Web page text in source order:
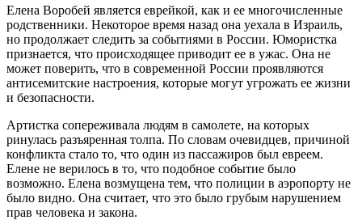
Елена Воробей является еврейкой, как и ее многочисленные
родственники. Некоторое время назад она уехала в Израиль,
но продолжает следить за событиями в России. Юмористка
признается, что происходящее приводит ее в ужас. Она не
может поверить, что в современной России проявляются
антисемитские настроения, которые могут угрожать ее жизни
и безопасности.
Артистка сопереживала людям в самолете, на которых
ринулась разъяренная толпа. По словам очевидцев, причиной
конфликта стало то, что один из пассажиров был евреем.
Елене не верилось в то, что подобное событие было
возможно. Елена возмущена тем, что полиции в аэропорту не
было видно. Она считает, что это было грубым нарушением
прав человека и закона.